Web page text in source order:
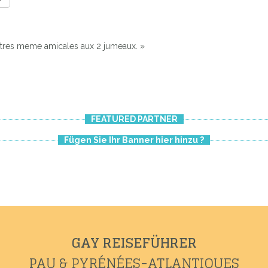
meme amicales aux 2 jumeaux. »
FEATURED PARTNER
Fügen Sie Ihr Banner hier hinzu ?
GAY REISEFÜHRER